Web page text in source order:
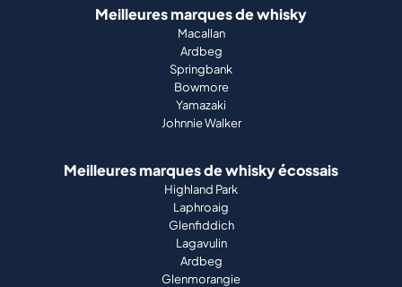
Meilleures marques de whisky
Macallan
Ardbeg
Springbank
Bowmore
Yamazaki
Johnnie Walker
Meilleures marques de whisky écossais
Highland Park
Laphroaig
Glenfiddich
Lagavulin
Ardbeg
Glenmorangie